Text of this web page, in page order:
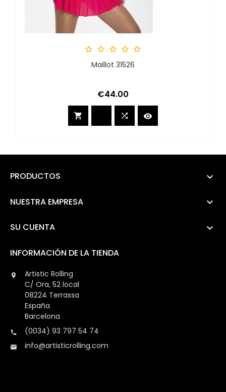
    
Maillot 31526
Price
€44.00
  
PRODUCTOS 
NUESTRA EMPRESA 
SU CUENTA 
INFORMACIÓN DE LA TIENDA

Artistic Rolling
C/ Ora, 52 local
08224 Terrassa
España
Barcelona
 (0034) 93 797 54 74
 info@artisticrolling.com